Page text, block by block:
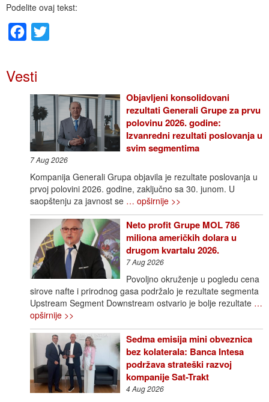
Podelite ovaj tekst:
Facebook
Vesti
Objavljeni konsolidovani
rezultati Generali Grupe za prvu
polovinu 2026. godine:
Izvanredni rezultati poslovanja u
svim segmentima
7 Aug 2026
Kompanija Generali Grupa objavila je rezultate poslovanja u
prvoj polovini 2026. godine, zaključno sa 30. junom. U
saopštenju za javnost se … opširnije >>
Neto profit Grupe MOL 786
miliona američkih dolara u
drugom kvartalu 2026.
7 Aug 2026
Povoljno okruženje u pogledu cena
sirove nafte i prirodnog gasa podržalo je rezultate segmenta
Upstream Segment Downstream ostvario je bolje rezultate …
opširnije >>
Sedma emisija mini obveznica
bez kolaterala: Banca Intesa
podržava strateški razvoj
kompanije Sat-Trakt
4 Aug 2026